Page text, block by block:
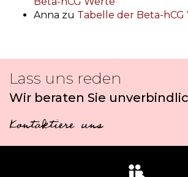
Anna zu Tabelle der Beta-hCG
Lass uns reden
Wir beraten Sie
Kontaktiere uns